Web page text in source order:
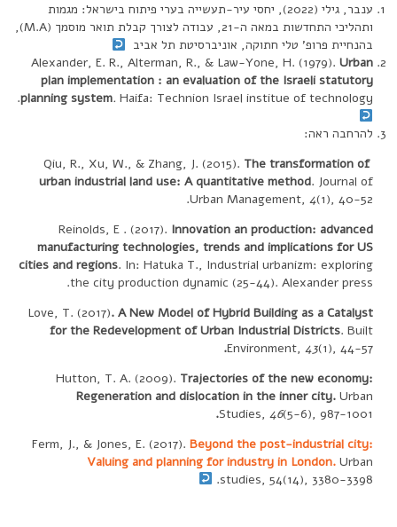
ענבר, גילי (2022), יחסי עיר-תעשייה בערי פיתוח בישראל: מגמות
ותהליכי התחדשות במאה ה-21, עבודה לצורך קבלת תואר מוסמך (M.A),
בהנחיית פרופ’ טלי חתוקה, אוניברסיטת תל אביב
Alexander, E. R., Alterman, R., & Law-Yone, H. (1979). Urban
plan implementation : an evaluation of the Israeli statutory
planning system. Haifa: Technion Israel institue of technology.
להרחבה ראה:
Qiu, R., Xu, W., & Zhang, J. (2015).
The transformation of
urban industrial land use: A quantitative method. Journal of
Urban Management, 4(1), 40-52.‏
Reinolds, E . (2017). Innovation an production: advanced
manufacturing technologies, trends and implications for US
cities and regions. In: Hatuka T., Industrial urbanizm: exploring
the city production dynamic (25-44). Alexander press.
Love, T. (2017). A New Model of Hybrid Building as a Catalyst
for the Redevelopment of Urban Industrial Districts. Built
Environment, 43(1), 44-57
.
Hutton, T. A. (2009). Trajectories of the new economy:
Regeneration and dislocation in the inner city. Urban
Studies, 46(5-6), 987-1001
.
Ferm, J., & Jones, E. (2017). Beyond the post-industrial city:
Valuing and planning for industry in London. Urban
studies, 54(14), 3380-3398‏.